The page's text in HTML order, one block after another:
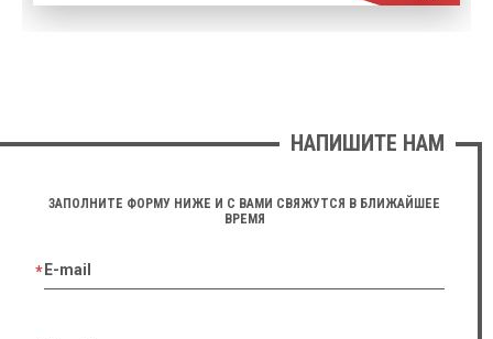
НАПИШИТЕ НАМ
ЗАПОЛНИТЕ ФОРМУ НИЖЕ И С ВАМИ СВЯЖУТСЯ В БЛИЖАЙШЕЕ
ВРЕМЯ
E-mail